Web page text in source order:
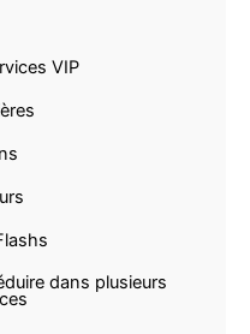
VIP
dans plusieurs